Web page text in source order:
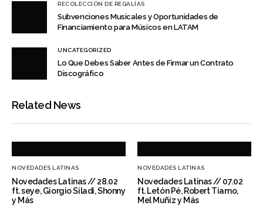
RECOLECCIÓN DE REGALÍAS
Subvenciones Musicales y Oportunidades de
Financiamiento para Músicos en LATAM
UNCATEGORIZED
Lo Que Debes Saber Antes de Firmar un Contrato
Discográfico
Related News
NOVEDADES LATINAS
Novedades Latinas // 28.02
ft. seye, Giorgio Siladi, Shonny
y Más
NOVEDADES LATINAS
Novedades Latinas // 07.02
ft. Letón Pé, Robert Tiamo,
Mel Muñiz y Más